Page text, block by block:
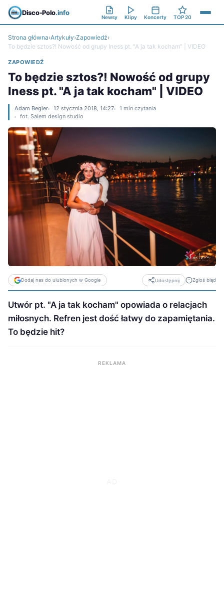
Disco-Polo.info
Newsy Klipy Koncerty TOP 20
Strona główna›Artykuły›Zapowiedź›
To będzie sztos?! Nowość od grupy Iness pt. "A ja tak kocham" | VIDEO
ZAPOWIEDŹ
To będzie sztos?! Nowość od grupy
Iness pt. "A ja tak kocham" | VIDEO
Adam Begier 12 stycznia 2018, 14:27
1 min czytania
fot. Salem design studio
Dodaj nas do ulubionych w Google Udostępnij Zgłoś błąd
Utwór pt. "A ja tak kocham" opowiada o relacjach
miłosnych. Refren jest dość łatwy do zapamiętania.
To będzie hit?
REKLAMA